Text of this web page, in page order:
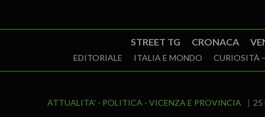
STREET TG CRONACA
EDITORIALE ITALIA E MONDO CURIOSITÀ
ATTUALITA' POLITICA VICENZA E PROVINCIA 25